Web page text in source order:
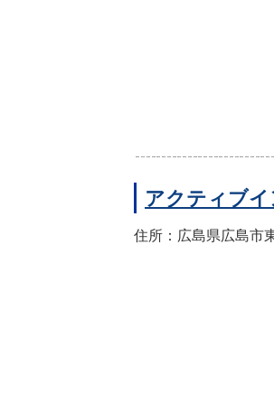
アクティブ
住所：広島県広島市